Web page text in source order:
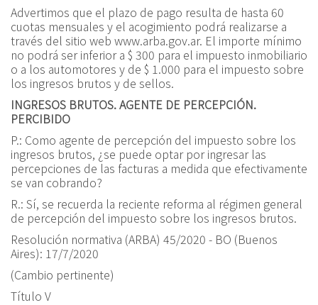
Advertimos que el plazo de pago resulta de hasta 60
cuotas mensuales y el acogimiento podrá realizarse a
través del sitio web www.arba.gov.ar. El importe mínimo
no podrá ser inferior a $ 300 para el impuesto inmobiliario
o a los automotores y de $ 1.000 para el impuesto sobre
los ingresos brutos y de sellos.
INGRESOS BRUTOS. AGENTE DE PERCEPCIÓN.
PERCIBIDO
P.: Como agente de percepción del impuesto sobre los
ingresos brutos, ¿se puede optar por ingresar las
percepciones de las facturas a medida que efectivamente
se van cobrando?
R.: Sí, se recuerda la reciente reforma al régimen general
de percepción del impuesto sobre los ingresos brutos.
Resolución normativa (ARBA) 45/2020 - BO (Buenos
Aires): 17/7/2020
(Cambio pertinente)
Título V